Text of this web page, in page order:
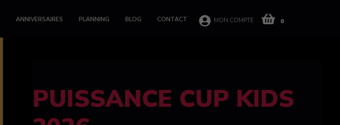
ANNIVERSAIRES PLANNING BLOG CONTACT MON COMPTE 0
FELINE CUP 100%